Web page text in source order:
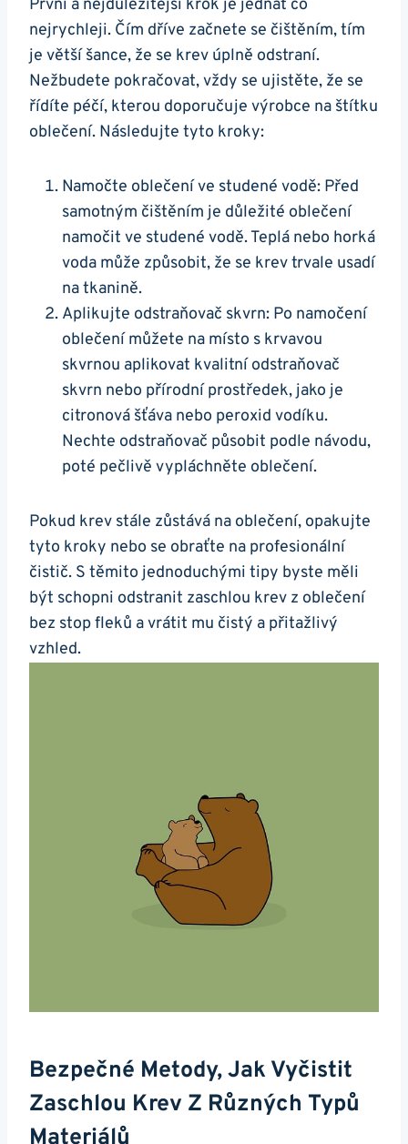
První a nejdůležitější krok je jednat co
nejrychleji. Čím dříve začnete se čištěním, tím
je větší šance, že se krev úplně odstraní.
Nežbudete pokračovat, vždy se ujistěte, že se
řídíte péčí, kterou doporučuje výrobce na štítku
oblečení. Následujte tyto kroky:
Namočte oblečení ve studené vodě: Před
samotným čištěním je důležité oblečení
namočit ve studené vodě. Teplá nebo horká
voda může způsobit, že se krev trvale usadí
na tkanině.
Aplikujte odstraňovač skvrn: Po namočení
oblečení můžete na místo s krvavou
skvrnou aplikovat kvalitní odstraňovač
skvrn nebo přírodní prostředek, jako je
citronová šťáva nebo peroxid vodíku.
Nechte odstraňovač působit podle návodu,
poté pečlivě vypláchněte oblečení.
Pokud krev stále zůstává na oblečení, opakujte
tyto kroky nebo se obraťte na profesionální
čistič. S těmito jednoduchými tipy byste měli
být schopni odstranit zaschlou krev z oblečení
bez stop fleků a vrátit mu čistý a přitažlivý
vzhled.
Bezpečné Metody, Jak Vyčistit
Zaschlou Krev Z Různých Typů